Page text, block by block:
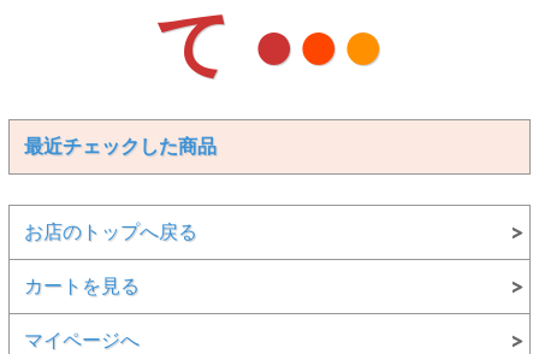
て ●●●
最近チェックした商品
お店のトップへ戻る
カートを見る
マイページへ